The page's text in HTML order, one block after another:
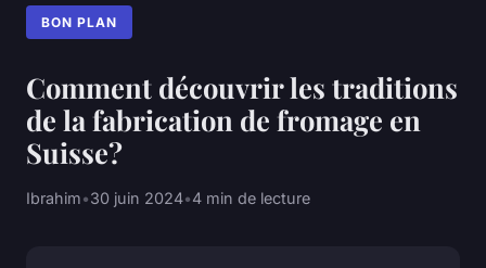
BON PLAN
Comment découvrir les traditions
de la fabrication de fromage en
Suisse?
Ibrahim•30 juin 2024•4 min de lecture